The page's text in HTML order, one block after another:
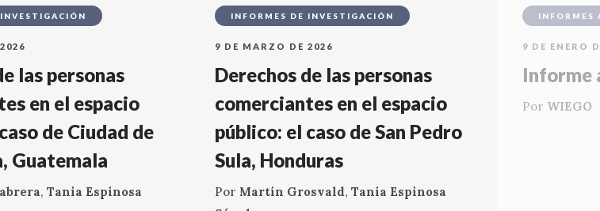
las personas
en el espacio
de Ciudad de
Guatemala
, Tania Espinosa
INFORMES DE INVESTIGACIÓN
9 DE MARZO DE 2026
Derechos de las personas
comerciantes en el espacio
público: el caso de San Pedro
Sula, Honduras
Por Martín Grosvald, Tania Espinosa
INFORMES
9 DE ENERO
Informe
Por WIEGO